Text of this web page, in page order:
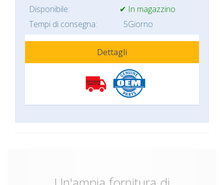
Disponibile:
✔ In magazzino
Tempi di consegna:
5Giorno
Dettagli